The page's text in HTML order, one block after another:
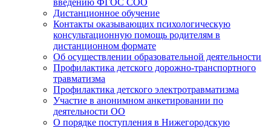
введению ФГОС СОО
Дистанционное обучение
Контакты оказывающих психологическую
консультационную помощь родителям в
дистанционном формате
Об осуществлении образовательной деятельности
Профилактика детского дорожно-транспортного
травматизма
Профилактика детского электротравматизма
Участие в анонимном анкетировании по
деятельности ОО
О порядке поступления в Нижегородскую